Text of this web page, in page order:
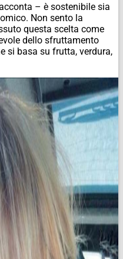
– è sostenibile sia
Non sento la
questa scelta come
dello sfruttamento
si basa su frutta, verdura,